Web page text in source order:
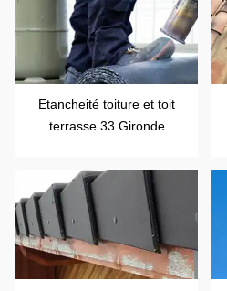
Etancheité toiture et toit
terrasse 33 Gironde